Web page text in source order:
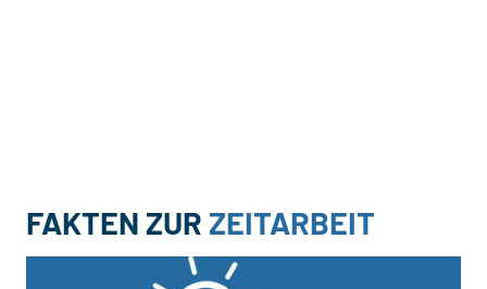
FAKTEN ZUR ZEITARBEIT